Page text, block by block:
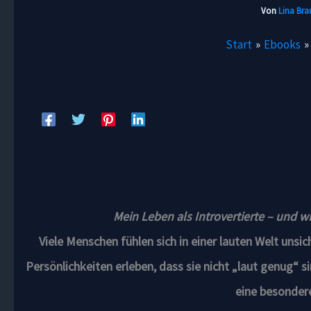
VonLina
Start Ebooks
Mein Leben als Introvertierte – und
Viele Menschen fühlen sich in einer lauten Welt
Persönlichkeiten erleben, dass sie nicht „laut genug“
eine